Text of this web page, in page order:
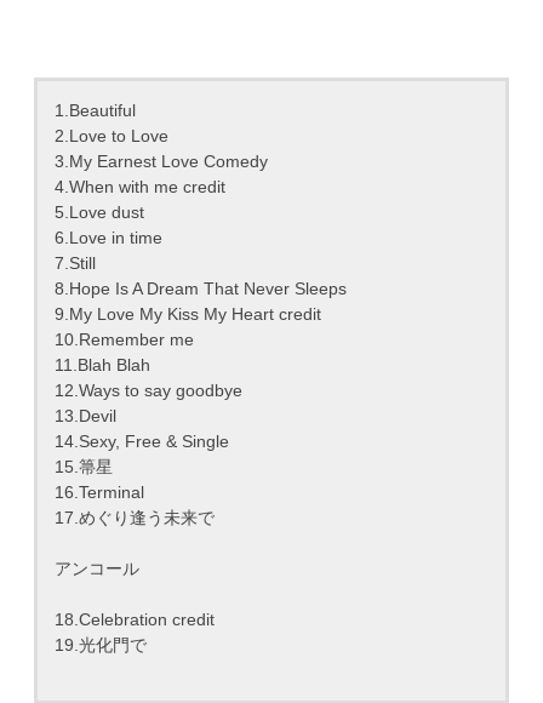
1.Beautiful
2.Love to Love
3.My Earnest Love Comedy
4.When with me credit
5.Love dust
6.Love in time
7.Still
8.Hope Is A Dream That Never Sleeps
9.My Love My Kiss My Heart credit
10.Remember me
11.Blah Blah
12.Ways to say goodbye
13.Devil
14.Sexy, Free & Single
15.箒星
16.Terminal
17.めぐり逢う未来で
アンコール
18.Celebration credit
19.光化門で